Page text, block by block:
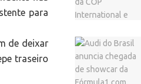
para
de deixar
traseiro